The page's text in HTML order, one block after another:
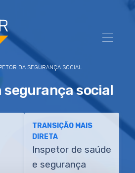
DA SEGURANÇA SOCIAL
segurança social
TRANSIÇÃO MAIS
DIRETA
Inspetor de saúde
e segurança